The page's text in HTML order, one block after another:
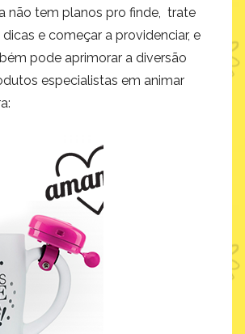
não tem planos pro finde, trate
e começar a providenciar, e
pode aprimorar a diversão
especialistas em animar